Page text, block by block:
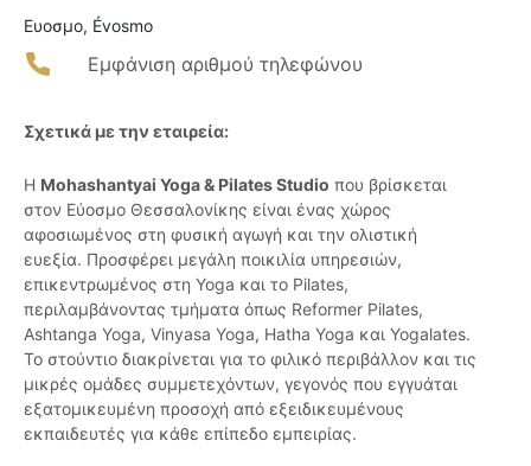
Ευοσμο, Évosmo
Εμφάνιση αριθμού τηλεφώνου
Σχετικά με την εταιρεία:
Η Mohashantyai Yoga & Pilates Studio που βρίσκεται
στον Εύοσμο Θεσσαλονίκης είναι ένας χώρος
αφοσιωμένος στη φυσική αγωγή και την ολιστική
ευεξία. Προσφέρει μεγάλη ποικιλία υπηρεσιών,
επικεντρωμένος στη Yoga και το Pilates,
περιλαμβάνοντας τμήματα όπως Reformer Pilates,
Ashtanga Yoga, Vinyasa Yoga, Hatha Yoga και Yogalates.
Το στούντιο διακρίνεται για το φιλικό περιβάλλον και τις
μικρές ομάδες συμμετεχόντων, γεγονός που εγγυάται
εξατομικευμένη προσοχή από εξειδικευμένους
εκπαιδευτές για κάθε επίπεδο εμπειρίας.